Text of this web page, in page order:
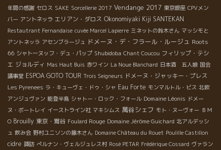
年間の感謝 セロス SAKE Sorcellerie 2017 Vendange 2017 東京銀座 CPVメン
バー アントネッラ エリアン・ダロス Okonomiyaki Kiji SANTEKAN
Restautrant Fernandaise cuvée Marcel Lapierre ミネットの鈴木さん マッシモと
アントネッラ アセンブラージュ ドメーヌ・デ・フラール・ルージュ Roots
66 シャトーヌッフ・デュ・パップ Shubidoba Chant Coucou フィリップ・テシ
エ ジョルディ Mas Haut Buis 赤ワイン La Noue Blanchard 日本酒 五人娘 国会
議事堂 ESPOA GOTO TOUR Trois Seigneurs ドメーヌ・ジャッキー・プレス
Les Pyrenees ラ・キューヴェ・ドゥ・シャ Eau Forte モンマルトル・ビス 北欧
アンジュヴァン 能登半島 シャトー・ロック・フォール Domaine Léonis ドメー
ヌ・ボートレイ イーストライン社 マキシムス 萬谷シェフ モト・ヌーヴォー ＢＭ
О Brouilly 東京・鴬谷 Foulard Rouge Domaine Jérôme Guichard 北アルデッシ
ュ 飲み会 野村ユニソンの藤木さん Domaine Château du Rouet Poulille Castillon
cidre 諏訪 ぺルナン・ヴェルジュレス村 Rosé PETAR Frédérique Cossard ヴァラン